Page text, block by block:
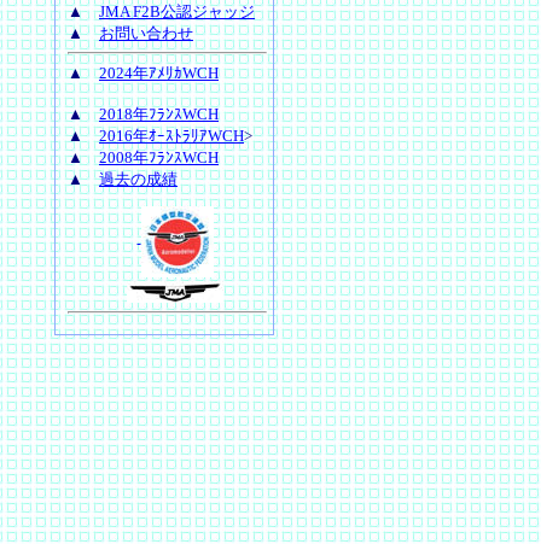
▲JMA F2B公認ジャッジ
▲お問い合わせ
▲2024年ｱﾒﾘｶWCH
▲2018年ﾌﾗﾝｽWCH
▲2016年ｵｰｽﾄﾗﾘｱWCH>
▲2008年ﾌﾗﾝｽWCH
▲過去の成績
2026年6月25日
した。
2025年9月30日
た。
2025年9月25日
た。
2025年9月16日大
た。
2025年9月11日
た。
2025年9月 9日1
担当を追記につい
2025年9月 2日
ップしました。
2025年8月29日2